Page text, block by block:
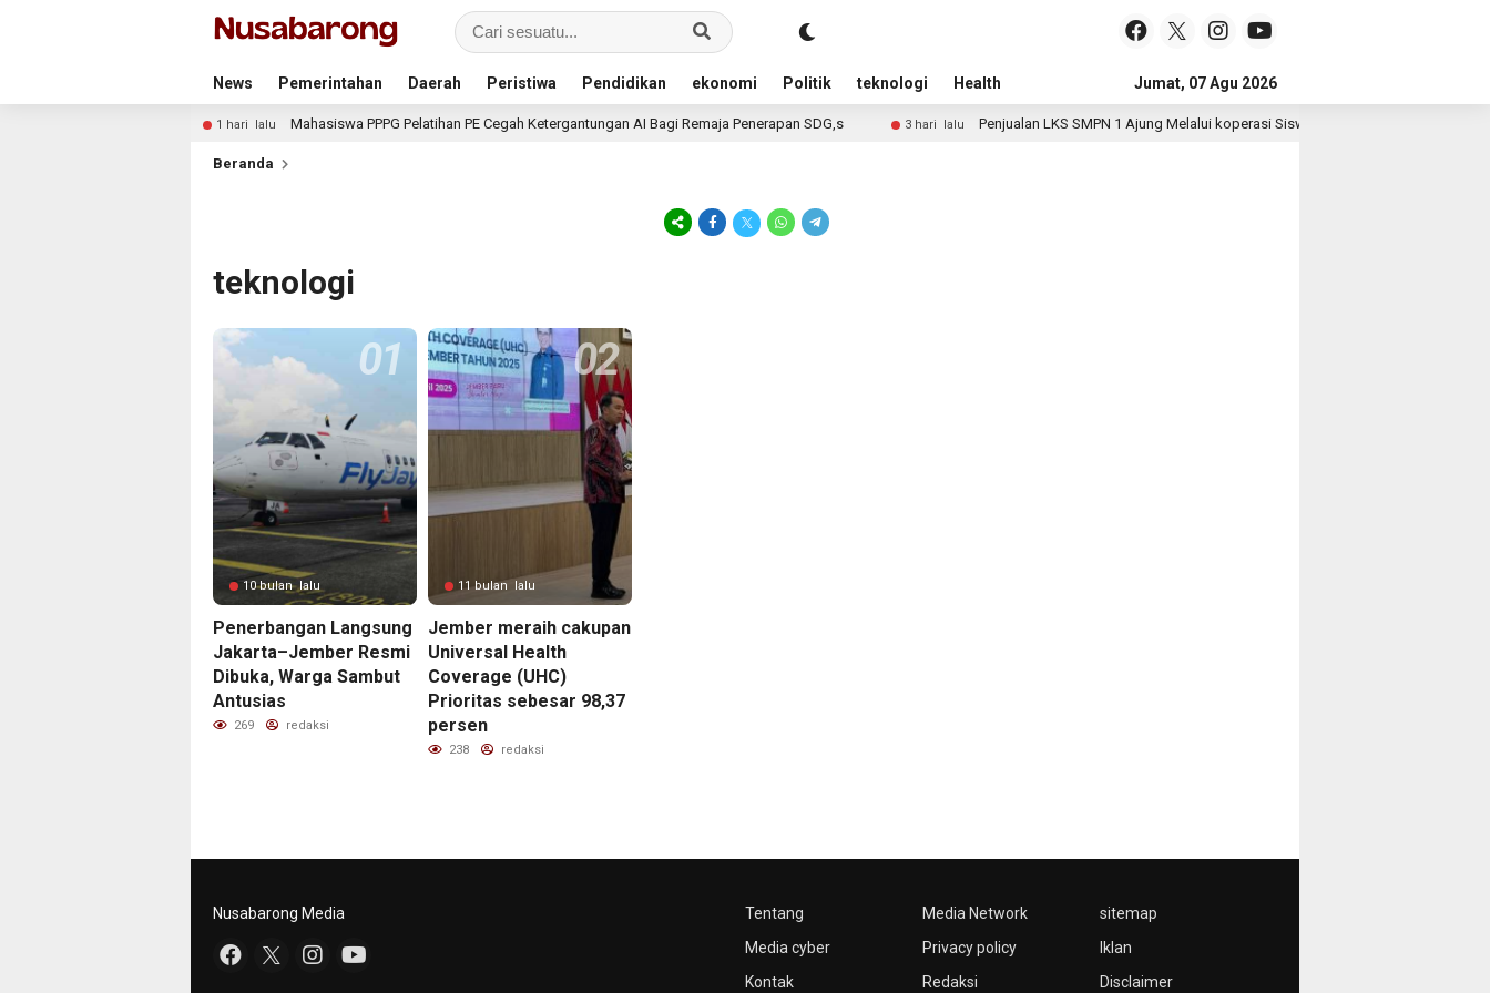
News Pemerintahan Daerah Peristiwa Pendidikan ekonomi Politik teknologi Health Jumat, 07 Agu 2026
1 hari lalu Mahasiswa PPPG Pelatihan PE Cegah Ketergantungan AI Bagi Remaja Penerapan SDG,s 3 hari lalu Penjualan LKS SMPN 1 Ajung Melalui koperasi Siswa
Beranda
teknologi
10 bulan lalu
Penerbangan Langsung
Jakarta–Jember Resmi
Dibuka, Warga Sambut
Antusias
269 redaksi
11 bulan lalu
Jember meraih cakupan
Universal Health
Coverage (UHC)
Prioritas sebesar 98,37
persen
238 redaksi
Tentang
Media cyber
Kontak
Media Network
Privacy policy
Redaksi
sitemap
Iklan
Disclaimer
Nusabarong Media